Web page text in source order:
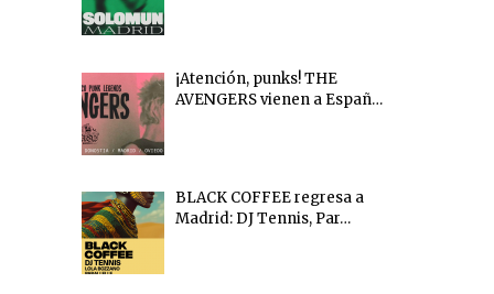
¡Atención, punks! THE
AVENGERS vienen a Españ…
BLACK COFFEE regresa a
Madrid: DJ Tennis, Par…